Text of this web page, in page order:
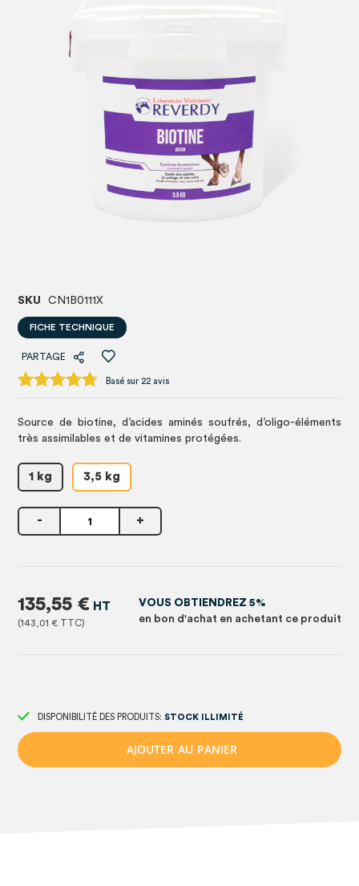
SKU CN1B0111X
FICHE TECHNIQUE
PARTAGE
Basé sur 22 avis
Source de biotine, d’acides aminés soufrés, d’oligo-éléments
très assimilables et de vitamines protégées.
1 kg 3,5 kg
- +
143,01 €
135,55 €
VOUS OBTIENDREZ 5%
en bon d'achat en achetant ce produit
DISPONIBILITÉ DES PRODUITS:STOCK ILLIMITÉ
AJOUTER AU PANIER